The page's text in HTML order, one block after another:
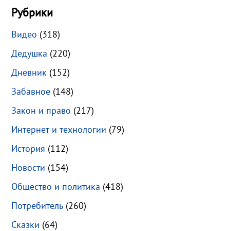
Рубрики
Видео (318)
Дедушка (220)
Дневник (152)
Забавное (148)
Закон и право (217)
Интернет и технологии (79)
История (112)
Новости (154)
Общество и политика (418)
Потребитель (260)
Сказки (64)